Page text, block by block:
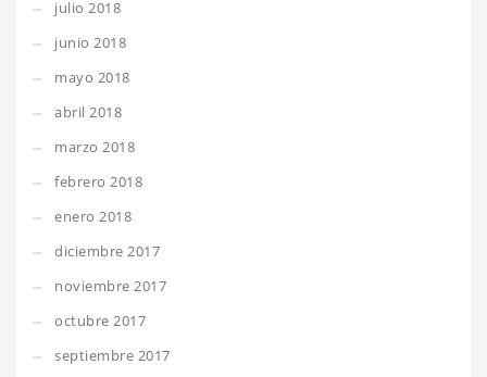
julio 2018
junio 2018
mayo 2018
abril 2018
marzo 2018
febrero 2018
enero 2018
diciembre 2017
noviembre 2017
octubre 2017
septiembre 2017